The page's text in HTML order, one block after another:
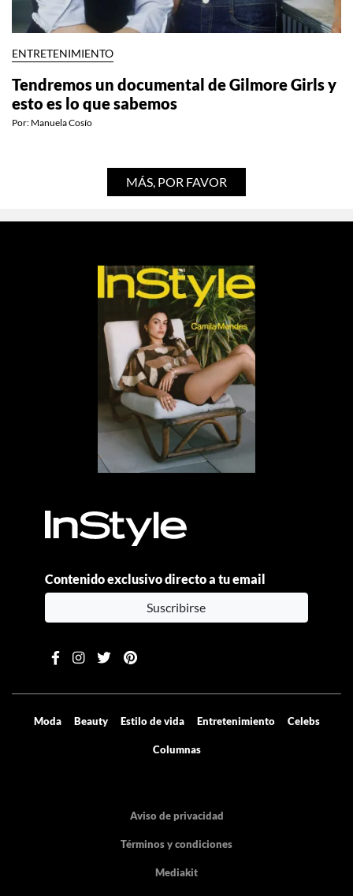
ENTRETENIMIENTO
Tendremos un documental de Gilmore Girls y
esto es lo que sabemos
Por: Manuela Cosío
MÁS, POR FAVOR
Contenido exclusivo directo a tu email
Suscribirse
Moda Beauty Estilo de vida Entretenimiento Celebs
Columnas
Aviso de privacidad
Términos y condiciones
Mediakit